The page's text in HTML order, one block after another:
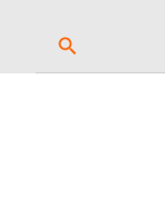
search